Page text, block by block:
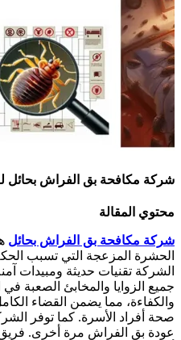
مكافحة بق الفراش بحائل للايجار
المقالة
مكافحة بق الفراش بحائل
المزعجة التي تسبب
تقنيات حديثة ومبيدات
الزوايا والمخابئ الصعبة في
مما يضمن القضاء
أفراد الأسرة. كما توفر
بق الفراش مرة أخرى.